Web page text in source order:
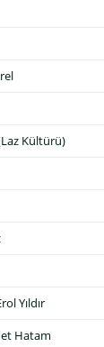
Kültürü)
Yıldır
Hatam